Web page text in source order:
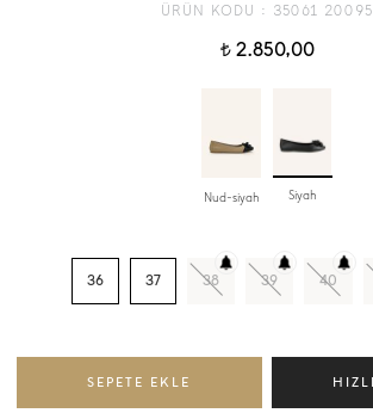
ÜRÜN KODU : 35061 20095
t2.850,00
Nud-siyah Siyah
36 37 38 39 40